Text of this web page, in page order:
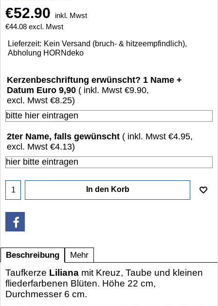
€52.90
inkl. Mwst
€44.08 excl. Mwst
Lieferzeit: Kein Versand (bruch- & hitzeempfindlich),
Abholung HORNdeko
Kerzenbeschriftung erwünscht? 1 Name +
Datum Euro 9,90 ( inkl. Mwst €9.90,
excl. Mwst €8.25)
2ter Name, falls gewünscht ( inkl. Mwst €4.95,
excl. Mwst €4.13)
In den Korb
Beschreibung Mehr
Taufkerze Liliana mit Kreuz, Taube und kleinen
fliederfarbenen Blüten. Höhe 22 cm,
Durchmesser 6 cm.